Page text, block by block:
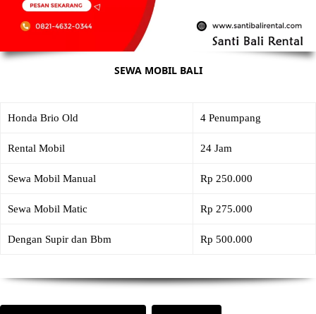
SEWA MOBIL BALI
Honda Brio Old 4 Penumpang
Rental Mobil 24 Jam
Sewa Mobil Manual Rp 250.000
Sewa Mobil Matic Rp 275.000
Dengan Supir dan Bbm Rp 500.000